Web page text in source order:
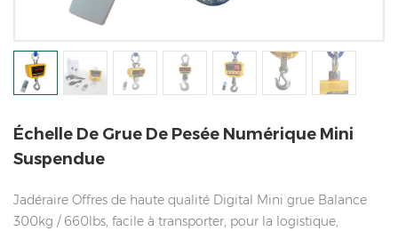
Échelle De Grue De Pesée Numérique Mini
Suspendue
Jadéraire Offres de haute qualité Digital Mini grue Balance
300kg / 660lbs, facile à transporter, pour la logistique,